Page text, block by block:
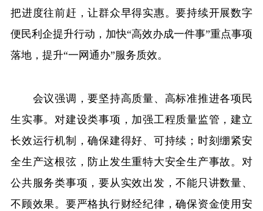
把进度往前赶，让群众早得实惠。要持续开展数字
便民利企提升行动，加快“高效办成一件事”重点事项
落地，提升“一网通办”服务质效。
会议强调，要坚持高质量、高标准推进各项民
生实事。对建设类事项，加强工程质量监管，建立
长效运行机制，确保建得好、可持续；时刻绷紧安
全生产这根弦，防止发生重特大安全生产事故。对
公共服务类事项，要从实效出发，不能只讲数量、
不顾效果。要严格执行财经纪律，确保资金使用安